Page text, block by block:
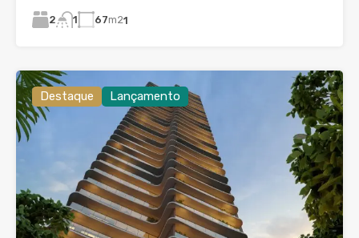
2 1 67m21
Destaque Lançamento